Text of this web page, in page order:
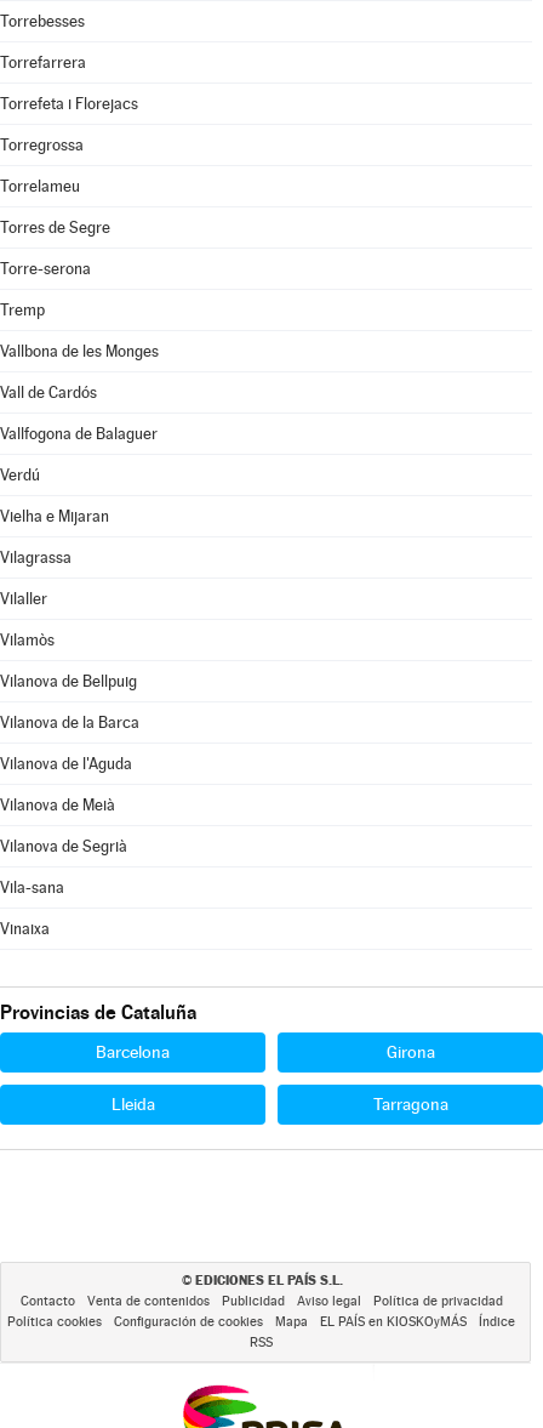
Torrebesses
Torrefarrera
Torrefeta i Florejacs
Torregrossa
Torrelameu
Torres de Segre
Torre-serona
Tremp
Vallbona de les Monges
Vall de Cardós
Vallfogona de Balaguer
Verdú
Vielha e Mijaran
Vilagrassa
Vilaller
Vilamòs
Vilanova de Bellpuig
Vilanova de la Barca
Vilanova de l'Aguda
Vilanova de Meià
Vilanova de Segrià
Vila-sana
Vinaixa
Provincias de Cataluña
Barcelona Girona
Lleida Tarragona
© EDICIONES EL PAÍS S.L.
Contacto Venta de contenidos Publicidad Aviso legal
Política de privacidad
Política cookies
Configuración de cookies Mapa EL PAÍS en KIOSKOyMÁS
Índice
RSS